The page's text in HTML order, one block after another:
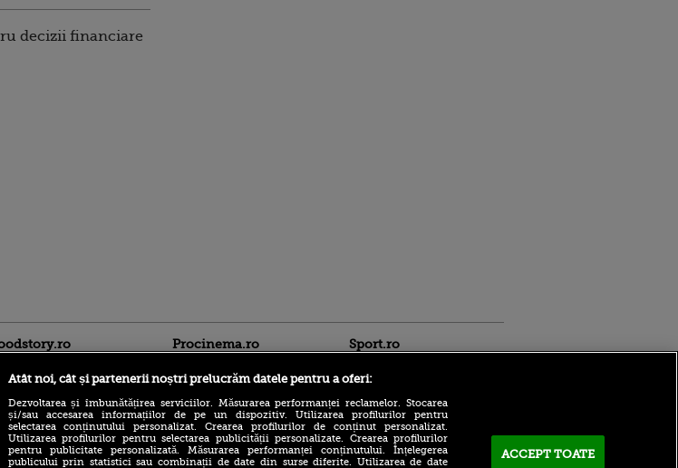
decizii financiare
Procinema.ro Sport.ro
Cele două condiții pe care
Atât noi, cât și partenerii noștri prelucrăm datele pentru a oferi:
Dezvoltarea și îmbunătățirea serviciilor. Măsurarea performanței reclamelor. Stocarea
și/sau accesarea informațiilor de pe un dispozitiv. Utilizarea profilurilor pentru
selectarea conținutului personalizat. Crearea profilurilor de conținut personalizat.
Utilizarea profilurilor pentru selectarea publicității personalizate. Crearea profilurilor
pentru publicitate personalizată. Măsurarea performanței conținutului. Înțelegerea
publicului prin statistici sau combinații de date din surse diferite. Utilizarea de date
ACCEPT TOATE